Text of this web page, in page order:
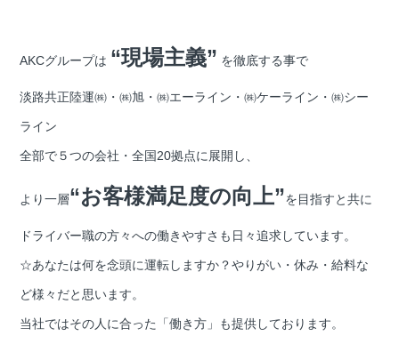
AKCグループは “現場主義” を徹底する事で
淡路共正陸運㈱・㈱旭・㈱エーライン・㈱ケーライン・㈱シー
ライン
全部で５つの会社・全国20拠点に展開し、
より一層“お客様満足度の向上”を目指すと共に
ドライバー職の方々への働きやすさも日々追求しています。
☆あなたは何を念頭に運転しますか？やりがい・休み・給料な
ど様々だと思います。
当社ではその人に合った「働き方」も提供しております。